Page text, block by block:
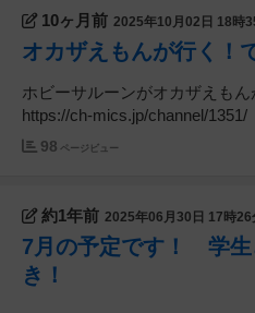
10ヶ月前 2025年10月02日 18時
オカザえもんが行く！
ホビーサルーンがオカザえもん
https://ch-mics.jp/channel/1351/
98 ページビュー
約1年前 2025年06月30日 17時26
7月の予定です！ 学生
き！